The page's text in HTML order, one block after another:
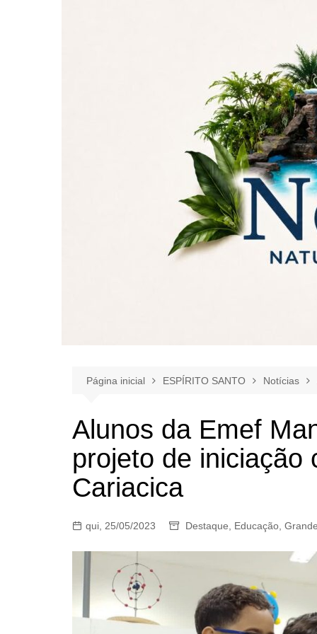
Página inicial ESPÍRITO SANTO Notícias
Alunos da Emef
projeto de iniciação
Cariacica
qui, 25/05/2023 Destaque, Educação,